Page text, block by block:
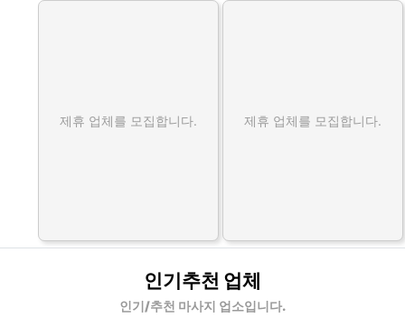
제휴 업체를 모집합니다. 제휴 업체를 모집합니다.
인기추천 업체
인기/추천 마사지 업소입니다.